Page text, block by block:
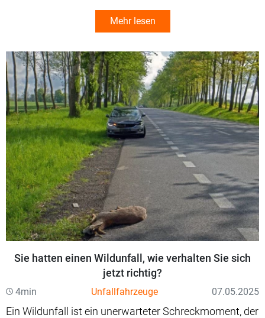
Mehr lesen
Sie hatten einen Wildunfall, wie verhalten Sie sich
jetzt richtig?
4min Unfallfahrzeuge 07.05.2025
Ein Wildunfall ist ein unerwarteter Schreckmoment, der